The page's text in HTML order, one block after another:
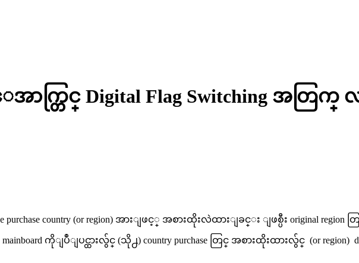
ေအာက္တြင္ Digital Flag Switching အတြ
country (or region) အားျဖင့္ အစားထိုးလဲထားျခင္း ျဖစ္ပီး original region
ကိုျပဳျပင္ထားလွ်င္ (သို႕) country purchase တြင္ အစားထိုးထားလွ်င္ (or region)